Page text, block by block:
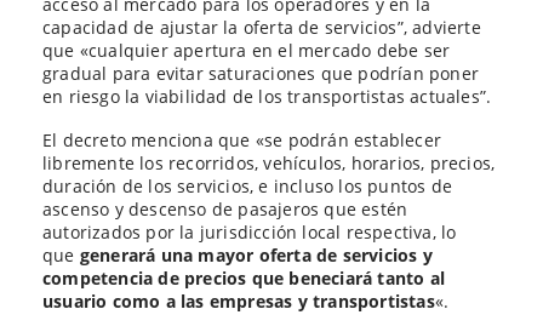
capacidad de ajustar la oferta de servicios”, advierte
que «cualquier apertura en el mercado debe ser
gradual para evitar saturaciones que podrían poner
en riesgo la viabilidad de los transportistas actuales”.
El decreto menciona que «se podrán establecer
libremente los recorridos, vehículos, horarios, precios,
duración de los servicios, e incluso los puntos de
ascenso y descenso de pasajeros que estén
autorizados por la jurisdicción local respectiva, lo
que generará una mayor oferta de servicios y
competencia de precios que beneciará tanto al
usuario como a las empresas y transportistas«.